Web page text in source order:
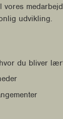
udvikling.
du bliver